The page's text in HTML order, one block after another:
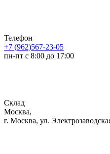
Телефон
+7 (962)567-23-05
пн-пт с 8:00 до 17:00
Склад
Москва,
г. Москва, ул.